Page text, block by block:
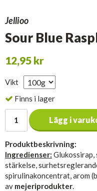
Jellioo
Sour Blue
12,95 kr
Vikt
Finns i lager
Lägg i
Produktbeskrivning:
Ingredienser:
stärkelse,
spirulinakoncentrat, arom
av mejeriprodukter.